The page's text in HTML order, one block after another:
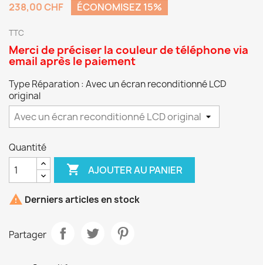
238,00 CHF
ÉCONOMISEZ 15%
TTC
Merci de préciser la couleur de téléphone via
email après le paiement
Type Réparation : Avec un écran reconditionné LCD
original
Quantité
 AJOUTER AU PANIER
 Derniers articles en stock
Partager